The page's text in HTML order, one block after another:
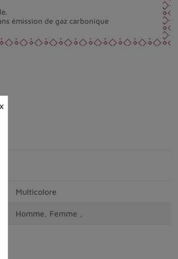
émission de gaz carbonique
Multicolore
Homme, Femme ,
×